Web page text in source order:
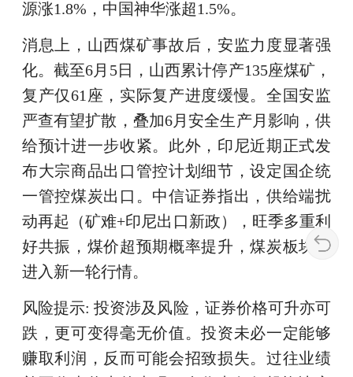
源涨1.8%，中国神华涨超1.5%。
消息上，山西煤矿事故后，安监力度显著强
化。截至6月5日，山西累计停产135座煤矿，
复产仅61座，实际复产进度缓慢。全国安监
严查有望扩散，叠加6月安全生产月影响，供
给预计进一步收紧。此外，印尼近期正式发
布大宗商品出口管控计划细节，设定国企统
一管控煤炭出口。中信证券指出，供给端扰
动再起（矿难+印尼出口新政），旺季多重利
好共振，煤价超预期概率提升，煤炭板块正
进入新一轮行情。
风险提示: 投资涉及风险，证券价格可升亦可
跌，更可变得毫无价值。投资未必一定能够
赚取利润，反而可能会招致损失。过往业绩